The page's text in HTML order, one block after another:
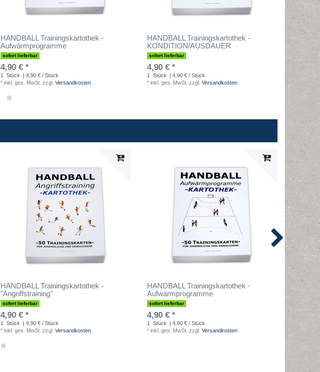
HANDBALL Trainingskartothek -
Aufwärmprogramme
sofort lieferbar
4,90 € *
1 Stück
| 4,90 € / Stück
* inkl. ges. MwSt. zzgl. Versandkosten
HANDBALL Trainingskartothek -
KONDITION/AUSDAUER
sofort lieferbar
4,90 € *
1 Stück
| 4,90 € / Stück
* inkl. ges. MwSt. zzgl. Versandkosten
sofort
HANDBALL Trainingskartothek -
"Angriffstraining"
sofort lieferbar
4,90 € *
1 Stück
| 4,90 € / Stück
* inkl. ges. MwSt. zzgl. Versandkosten
HANDBALL Trainingskartothek -
Aufwärmprogramme
sofort lieferbar
4,90 € *
1 Stück
| 4,90 € / Stück
* inkl. ges. MwSt. zzgl. Versandkosten
4,90 €
inkl.